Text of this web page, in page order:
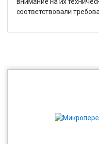
соответствовали